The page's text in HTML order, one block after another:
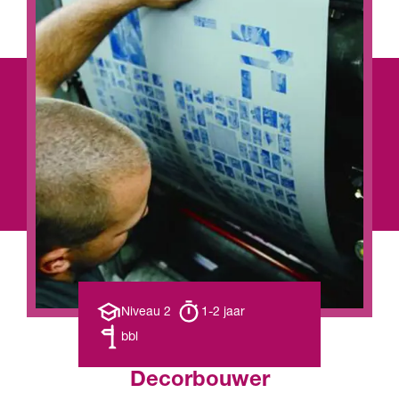
Opleiding
Niveau 2
Opleiding
duur
1-2 jaar
Leerweg
bbl
Decorbouwer